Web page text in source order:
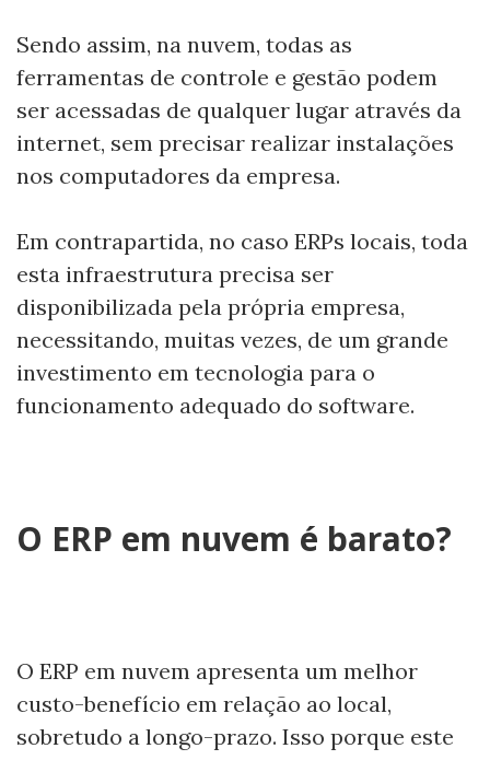
Sendo assim, na nuvem, todas as
ferramentas de controle e gestão podem
ser acessadas de qualquer lugar através da
internet, sem precisar realizar instalações
nos computadores da empresa.
Em contrapartida, no caso ERPs locais, toda
esta infraestrutura precisa ser
disponibilizada pela própria empresa,
necessitando, muitas vezes, de um grande
investimento em tecnologia para o
funcionamento adequado do software.
O ERP em nuvem é barato?
O ERP em nuvem apresenta um melhor
custo-benefício em relação ao local,
sobretudo a longo-prazo. Isso porque este